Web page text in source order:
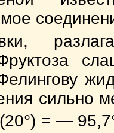
Фруктоза
сильно
(20°) = —